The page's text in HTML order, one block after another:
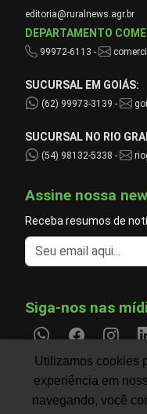
editoria@ruralnews.agr.br
DEPARTAMENTO
99972-6113 -
SUCURSAL EM GOIÁS:
(62) 99973-3139 -
SUCURSAL NO RIO
(54) 98132-5338 -
Assine nossa
Receba resumos de
Siga-nos nas
Utilizamos cookies
experiência em
navegando, você
CLIMA Informações